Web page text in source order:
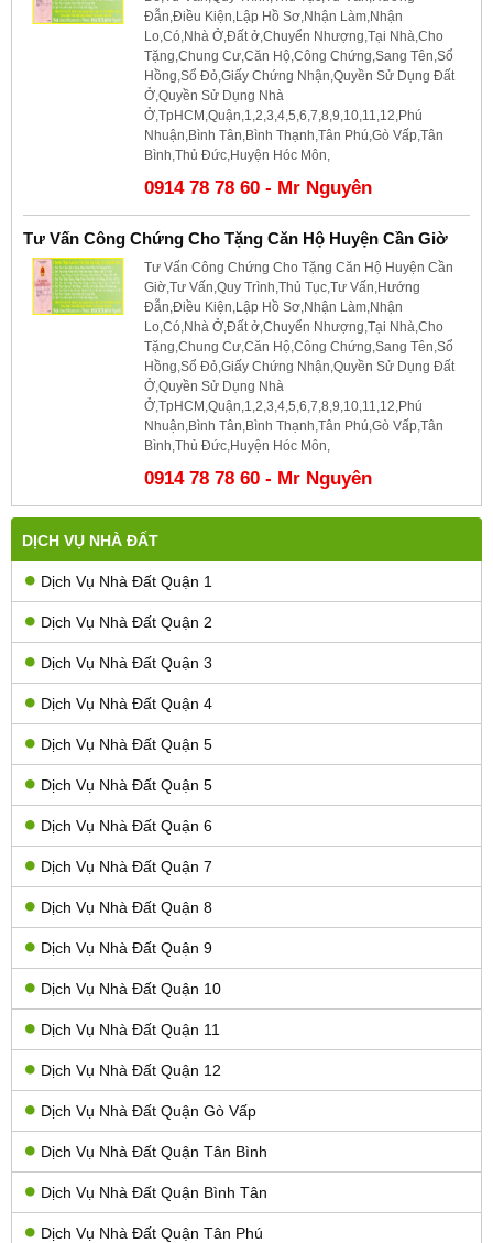
DỊCH VỤ NHÀ ĐẤT
Dịch Vụ Nhà Đất Quận 1
Dịch Vụ Nhà Đất Quận 2
Dịch Vụ Nhà Đất Quận 3
Dịch Vụ Nhà Đất Quận 4
Dịch Vụ Nhà Đất Quận 5
Dịch Vụ Nhà Đất Quận 5
Dịch Vụ Nhà Đất Quận 6
Dịch Vụ Nhà Đất Quận 7
Dịch Vụ Nhà Đất Quận 8
Dịch Vụ Nhà Đất Quận 9
Dịch Vụ Nhà Đất Quận 10
Dịch Vụ Nhà Đất Quận 11
Dịch Vụ Nhà Đất Quận 12
Dịch Vụ Nhà Đất Quận Gò Vấp
Dịch Vụ Nhà Đất Quận Tân Bình
Dịch Vụ Nhà Đất Quận Bình Tân
Dịch Vụ Nhà Đất Quận Tân Phú
Đẫn,Điều Kiện,Lập Hồ Sơ,Nhận Làm,Nhận
Lo,Có,Nhà Ở,Đất ở,Chuyển Nhượng,Tại Nhà,Cho
Tặng,Chung Cư,Căn Hộ,Công Chứng,Sang Tên,Sổ
Hồng,Sổ Đỏ,Giấy Chứng Nhận,Quyền Sử Dụng Đất
Ở,Quyền Sử Dụng Nhà
Ở,TpHCM,Quận,1,2,3,4,5,6,7,8,9,10,11,12,Phú
Nhuận,Bình Tân,Bình Thạnh,Tân Phú,Gò Vấp,Tân
Bình,Thủ Đức,Huyện Hóc Môn,
0914 78 78 60 - Mr Nguyên
Tư Vấn Công Chứng Cho Tặng Căn Hộ Huyện Cần Giờ
Tư Vấn Công Chứng Cho Tặng Căn Hộ Huyện Cần
Giờ,Tư Vấn,Quy Trình,Thủ Tục,Tư Vấn,Hướng
Đẫn,Điều Kiện,Lập Hồ Sơ,Nhận Làm,Nhận
Lo,Có,Nhà Ở,Đất ở,Chuyển Nhượng,Tại Nhà,Cho
Tặng,Chung Cư,Căn Hộ,Công Chứng,Sang Tên,Sổ
Hồng,Sổ Đỏ,Giấy Chứng Nhận,Quyền Sử Dụng Đất
Ở,Quyền Sử Dụng Nhà
Ở,TpHCM,Quận,1,2,3,4,5,6,7,8,9,10,11,12,Phú
Nhuận,Bình Tân,Bình Thạnh,Tân Phú,Gò Vấp,Tân
Bình,Thủ Đức,Huyện Hóc Môn,
0914 78 78 60 - Mr Nguyên